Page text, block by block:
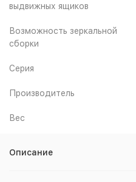
выдвижных ящиков
Возможность зеркальной
сборки
Серия
Производитель
Вес
Описание